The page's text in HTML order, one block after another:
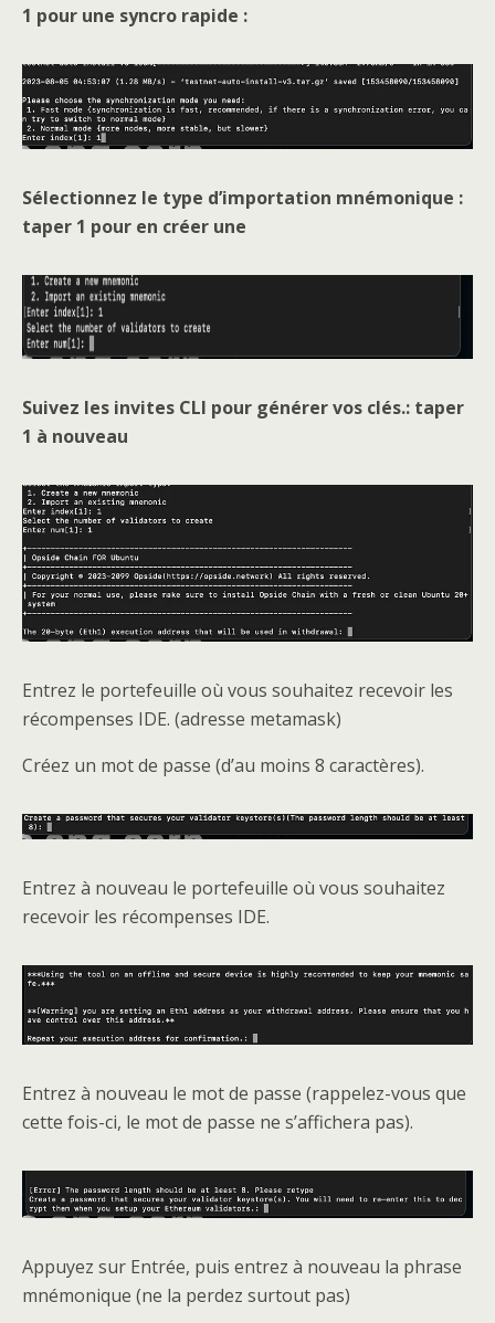
1 pour une syncro rapide :
Sélectionnez le type d’importation mnémonique :
taper 1 pour en créer une
Suivez les invites CLI pour générer vos clés.: taper
1 à nouveau
Entrez le portefeuille où vous souhaitez recevoir les
récompenses IDE. (adresse metamask)
Créez un mot de passe (d’au moins 8 caractères).
Entrez à nouveau le portefeuille où vous souhaitez
recevoir les récompenses IDE.
Entrez à nouveau le mot de passe (rappelez-vous que
cette fois-ci, le mot de passe ne s’affichera pas).
Appuyez sur Entrée, puis entrez à nouveau la phrase
mnémonique (ne la perdez surtout pas)